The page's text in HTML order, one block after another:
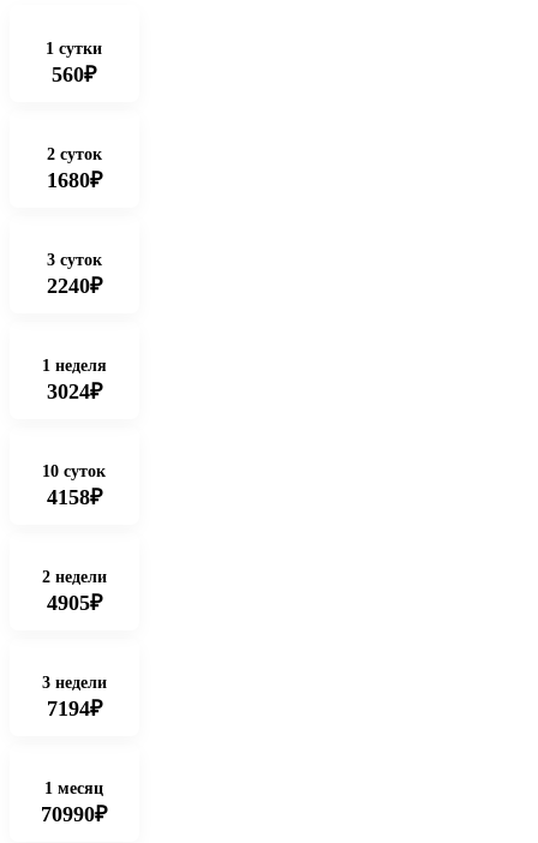
1 сутки
560₽
2 суток
1680₽
3 суток
2240₽
1 неделя
3024₽
10 суток
4158₽
2 недели
4905₽
3 недели
7194₽
1 месяц
70990₽